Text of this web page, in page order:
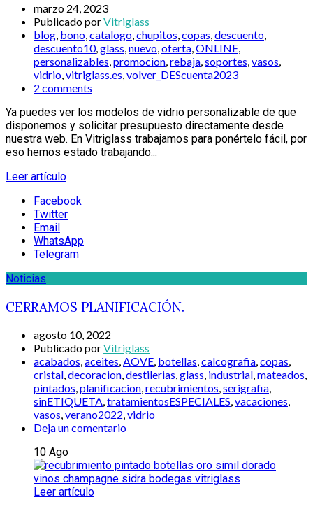
marzo 24, 2023
Publicado porVitriglass
blog, bono,catalogo,chupitos,copas,descuento,
descuento10,glass,nuevo,oferta,ONLINE,
personalizables,promocion,rebaja,soportes,vasos,
vidrio,vitriglass.es,volver_DEScuenta2023
2 comments
Ya puedes ver los modelos de vidrio personalizable de que
disponemos y solicitar presupuesto directamente desde
nuestra web. En Vitriglass trabajamos para ponértelo fácil, por
eso hemos estado trabajando...
Leer artículo
Facebook
Twitter
Email
WhatsApp
Telegram
Noticias
CERRAMOS PLANIFICACIÓN.
agosto 10, 2022
Publicado porVitriglass
acabados,aceites,AOVE, botellas,calcografia,copas,
cristal,decoracion,destilerias,glass, industrial,mateados,
pintados,planificacion,recubrimientos,serigrafia,
sinETIQUETA,tratamientosESPECIALES,vacaciones,
vasos,verano2022,vidrio
Deja un comentario
10 Ago
Leer artículo